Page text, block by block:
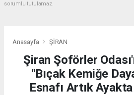
sorumlu tutulamaz.
Anasayfa ŞİRAN
Şiran Şoförler
"Bıçak Kemiğe
Esnafı Artık